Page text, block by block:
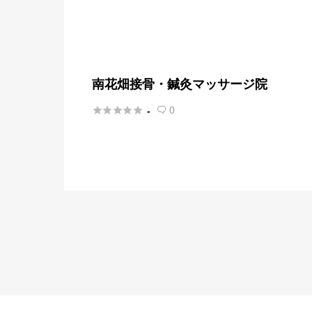
南花畑接骨・鍼灸マッサージ院
 -  0